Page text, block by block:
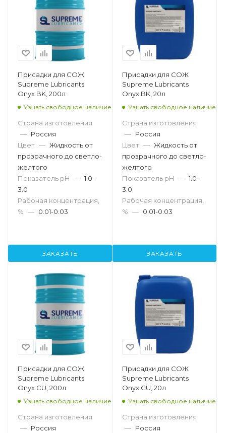
Присадки для СОЖ
Supreme Lubricants
Onyx BK, 200л
Узнать свободное наличие
Страна изготовления
— Россия
Цвет — Жидкость от
прозрачного до светло-
желтого
Показатель pH — 1.0-
3.0
Рабочая концентрация,
% — 0.01-0.03
ЗАКАЗАТЬ
Присадки для СОЖ
Supreme Lubricants
Onyx BK, 20л
Узнать свободное наличие
Страна изготовления
— Россия
Цвет — Жидкость от
прозрачного до светло-
желтого
Показатель pH — 1.0-
3.0
Рабочая концентрация,
% — 0.01-0.03
ЗАКАЗАТЬ
Присадки для СОЖ
Supreme Lubricants
Onyx CU, 200л
Узнать свободное наличие
Страна изготовления
— Россия
Присадки для СОЖ
Supreme Lubricants
Onyx CU, 20л
Узнать свободное наличие
Страна изготовления
— Россия